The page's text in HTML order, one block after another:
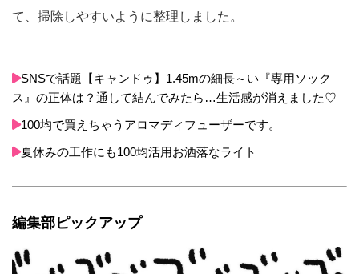
て、掃除しやすいように整理しました。
SNSで話題【キャンドゥ】1.45mの細長～い『専用ソック
ス』の正体は？通して結んでみたら…生活感が消えました♡
100均で買えちゃうアロマディフューザーです。
夏休みの工作にも100均活用お洒落なライト
編集部ピックアップ